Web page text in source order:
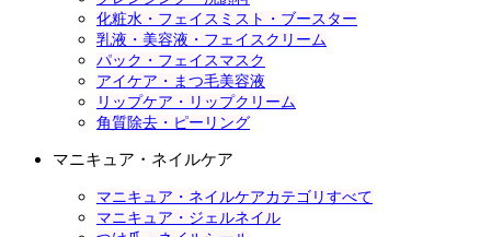
化粧水・フェイスミスト・ブースター
乳液・美容液・フェイスクリーム
パック・フェイスマスク
アイケア・まつ毛美容液
リップケア・リップクリーム
角質除去・ピーリング
マニキュア・ネイルケア
マニキュア・ネイルケアカテゴリすべて
マニキュア・ジェルネイル